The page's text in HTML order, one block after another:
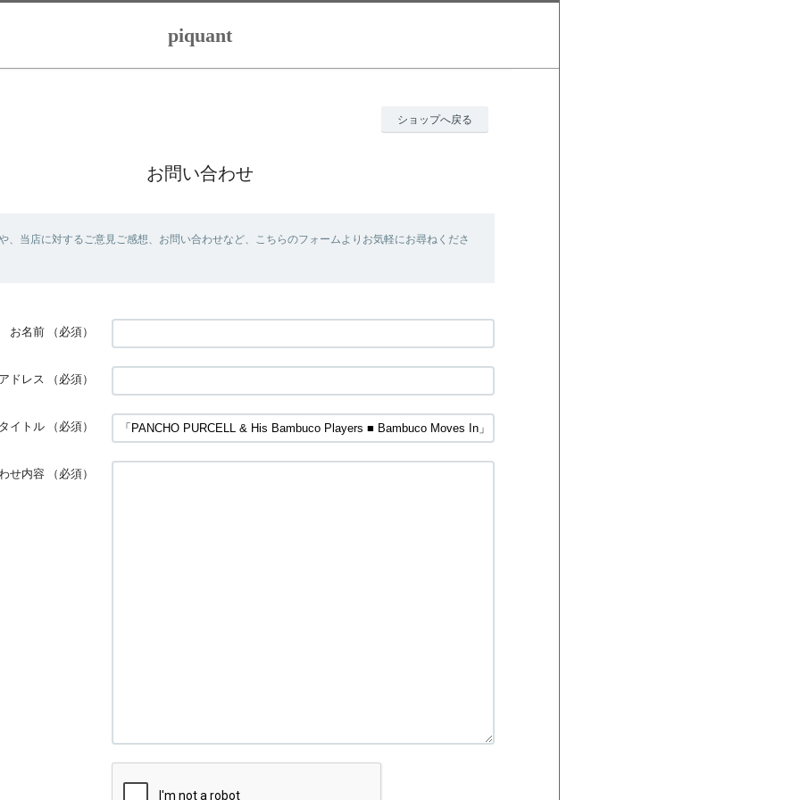
piquant
ショップへ戻る
お問い合わせ
、当店に対するご意見ご感想、お問い合わせなど、こちらのフォームよりお気軽にお尋ねくださ
お名前 （必須）
ドレス （必須）
イトル （必須）
せ内容 （必須）